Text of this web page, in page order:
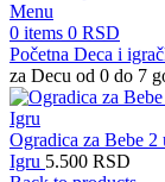
Menu
0 items 0 RSD
Početna Deca i
za Decu od 0 do 7
Ogradica za Bebe
Igru 5.500 RSD